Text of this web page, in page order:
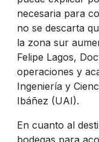
necesaria para
no se descarta
la zona sur
Felipe Lagos,
operaciones y
Ingeniería y
Ibáñez (UAI).
En cuanto al
bodegas para